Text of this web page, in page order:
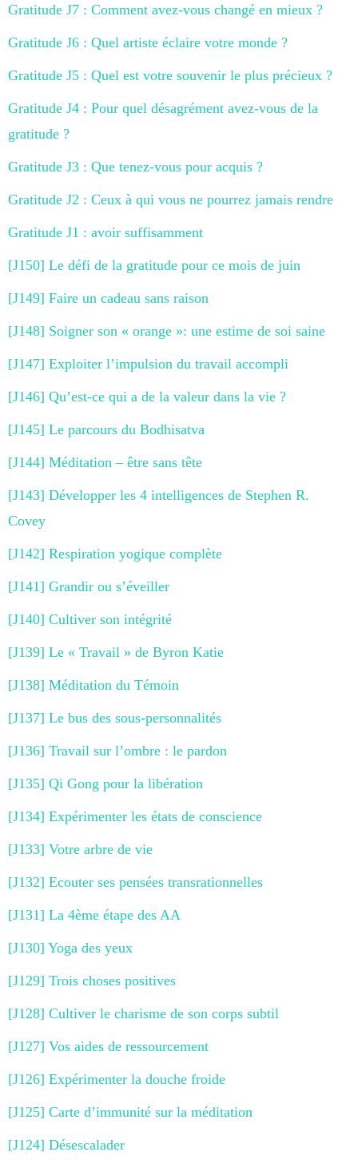
Gratitude J7 : Comment avez-vous changé en mieux ?
Gratitude J6 : Quel artiste éclaire votre monde ?
Gratitude J5 : Quel est votre souvenir le plus précieux ?
Gratitude J4 : Pour quel désagrément avez-vous de la
gratitude ?
Gratitude J3 : Que tenez-vous pour acquis ?
Gratitude J2 : Ceux à qui vous ne pourrez jamais rendre
Gratitude J1 : avoir suffisamment
[J150] Le défi de la gratitude pour ce mois de juin
[J149] Faire un cadeau sans raison
[J148] Soigner son « orange »: une estime de soi saine
[J147] Exploiter l’impulsion du travail accompli
[J146] Qu’est-ce qui a de la valeur dans la vie ?
[J145] Le parcours du Bodhisatva
[J144] Méditation – être sans tête
[J143] Développer les 4 intelligences de Stephen R.
Covey
[J142] Respiration yogique complète
[J141] Grandir ou s’éveiller
[J140] Cultiver son intégrité
[J139] Le « Travail » de Byron Katie
[J138] Méditation du Témoin
[J137] Le bus des sous-personnalités
[J136] Travail sur l’ombre : le pardon
[J135] Qi Gong pour la libération
[J134] Expérimenter les états de conscience
[J133] Votre arbre de vie
[J132] Ecouter ses pensées transrationnelles
[J131] La 4ème étape des AA
[J130] Yoga des yeux
[J129] Trois choses positives
[J128] Cultiver le charisme de son corps subtil
[J127] Vos aides de ressourcement
[J126] Expérimenter la douche froide
[J125] Carte d’immunité sur la méditation
[J124] Désescalader